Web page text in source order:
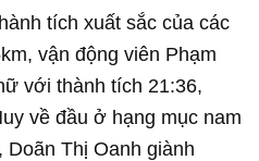
tích xuất sắc của các
vận động viên Phạm
với thành tích 21:36,
về đầu ở hạng mục nam
Thị Oanh giành